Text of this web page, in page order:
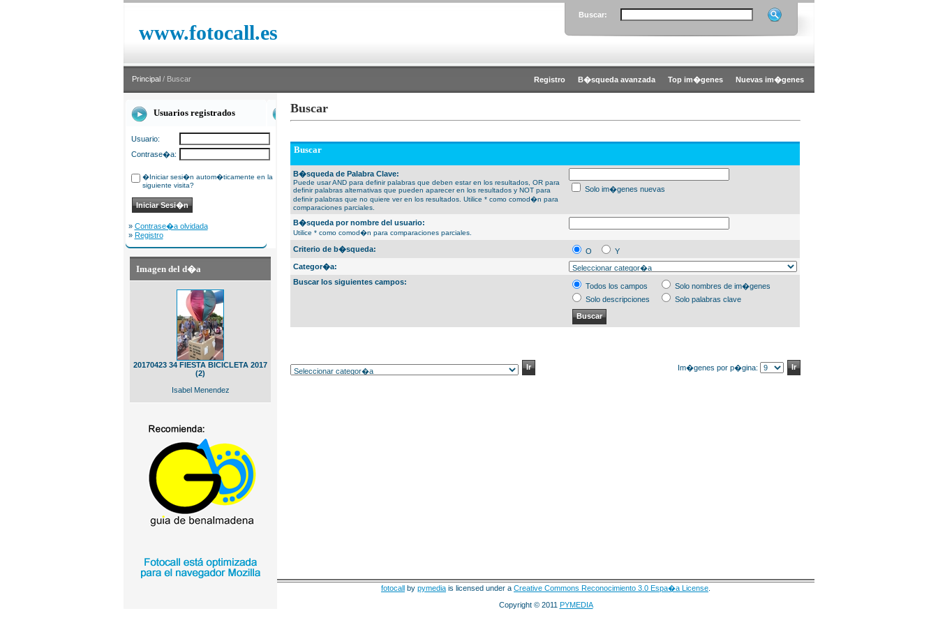
www.fotocall.es
Buscar:
Principal / Buscar Registro B�squeda avanzada Top im�genes Nuevas im�genes
Usuarios registrados
Usuario:
Contrase�a:
�Iniciar sesi�n autom�ticamente en la
siguiente visita?
» Contrase�a olvidada
» Registro
Imagen del d�a
20170423 34 FIESTA BICICLETA 2017
(2)
Isabel Menendez
Buscar
Buscar
B�squeda de Palabra Clave:
Puede usar AND para definir palabras que deben estar en los resultados, OR para
definir palabras alternativas que pueden aparecer en los resultados y NOT para
definir palabras que no quiere ver en los resultados. Utilice * como comod�n para
comparaciones parciales.
Solo im�genes nuevas
B�squeda por nombre del usuario:
Utilice * como comod�n para comparaciones parciales.
Criterio de b�squeda: O
Y
Categor�a:
Buscar los siguientes campos:
Todos los campos
Solo nombres de im�genes
Solo descripciones
Solo palabras clave
Im�genes por p�gina:
fotocall by pymedia is licensed under a Creative Commons Reconocimiento 3.0 Espa�a License
Copyright © 2011 PYMEDIA